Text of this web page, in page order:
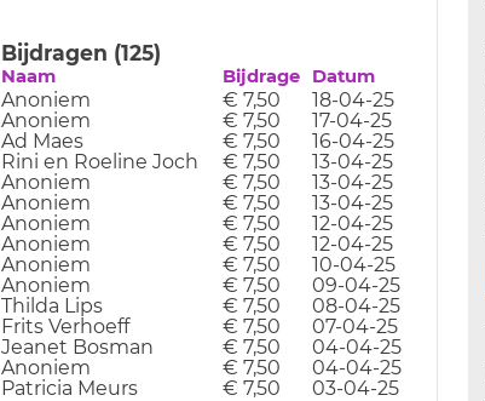
Bijdragen (125)
Naam Bijdrage Datum
Anoniem € 7,50
18-04-25
Anoniem
€ 7,50
17-04-25
Ad Maes
€ 7,50
16-04-25
Rini en Roeline Joch
€ 7,50
13-04-25
Anoniem
€ 7,50
13-04-25
Anoniem
€ 7,50
13-04-25
Anoniem
€ 7,50
12-04-25
Anoniem
€ 7,50
12-04-25
Anoniem
€ 7,50
10-04-25
Anoniem
€ 7,50
09-04-25
Thilda Lips
€ 7,50
08-04-25
Frits Verhoeff
€ 7,50
07-04-25
Jeanet Bosman
€ 7,50
04-04-25
Anoniem
€ 7,50
04-04-25
Patricia Meurs
€ 7,50 03-04-25